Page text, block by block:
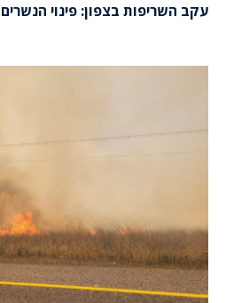
עקב השריפות בצפון: פינוי